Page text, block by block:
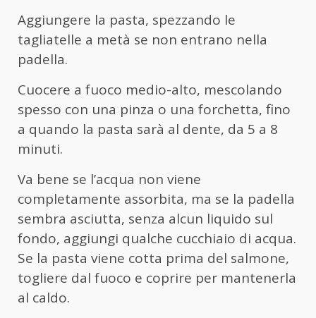
Aggiungere la pasta, spezzando le
tagliatelle a metà se non entrano nella
padella.
Cuocere a fuoco medio-alto, mescolando
spesso con una pinza o una forchetta, fino
a quando la pasta sarà al dente, da 5 a 8
minuti.
Va bene se l’acqua non viene
completamente assorbita, ma se la padella
sembra asciutta, senza alcun liquido sul
fondo, aggiungi qualche cucchiaio di acqua.
Se la pasta viene cotta prima del salmone,
togliere dal fuoco e coprire per mantenerla
al caldo.